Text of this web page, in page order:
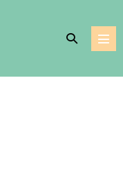
Suche-